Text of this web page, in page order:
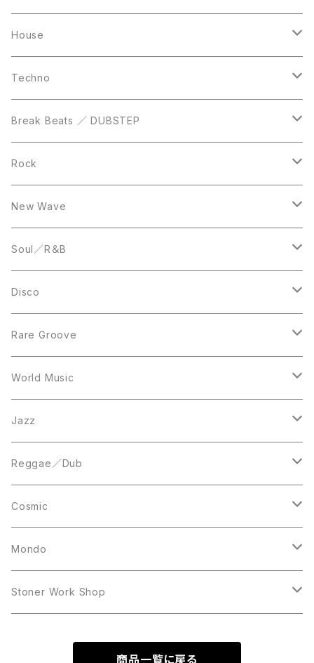
Casette Tape
12inch
DVD
12inch
LP
House
LP
12inch
10inch
Techno
12inch
LP
Break Beats ／ DUBSTEP
12inch
LP
Rock
12inch
LP
New Wave
12inch
LP
Soul／R＆B
LP
12inch
Disco
7inch
12inch
LP
Acetate Press
10inch
Rare Groove
12inch
LP
World Music
12inch
LP
Jazz
LP
12inch
Reggae／Dub
LP
12inch
Cosmic
12inch
LP
Mondo
LP
Stoner Work Shop
商品一覧に戻る